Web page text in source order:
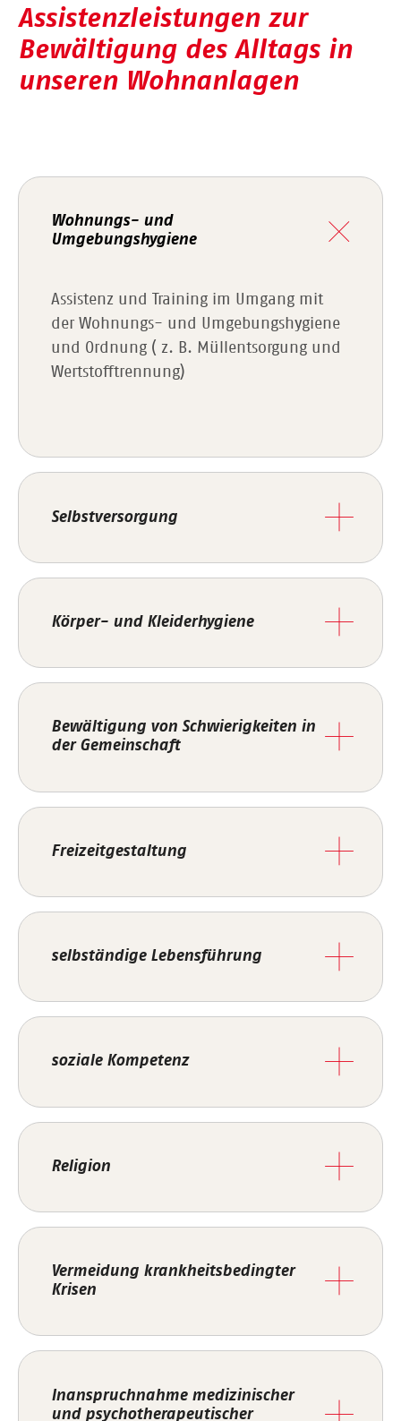
Assistenzleistungen zur
Bewältigung des Alltags in
unseren Wohnanlagen
Wohnungs- und
Umgebungshygiene
Assistenz und Training im Umgang mit
der Wohnungs- und Umgebungshygiene
und Ordnung ( z. B. Müllentsorgung und
Wertstofftrennung)
Selbstversorgung
Körper- und Kleiderhygiene
Bewältigung von Schwierigkeiten in
der Gemeinschaft
Freizeitgestaltung
selbständige Lebensführung
soziale Kompetenz
Religion
Vermeidung krankheitsbedingter
Krisen
Inanspruchnahme medizinischer
und psychotherapeutischer